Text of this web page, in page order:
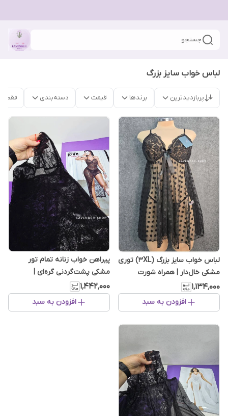
جستجو
لباس خواب سایز بزرگ
پربازدیدترین برندها قیمت دسته‌بندی فقط
لباس خواب سایز بزرگ (3XL) توری
مشکی خال‌دار | همراه شورت
بک‌لس ست
۱٬۱۳۴٬۰۰۰
افزودن به سبد
پیراهن خواب زنانه تمام تور
مشکی پشت‌گردنی گره‌ای |
سایزبندی L تا 3XL
۱٬۴۴۲٬۰۰۰
افزودن به سبد